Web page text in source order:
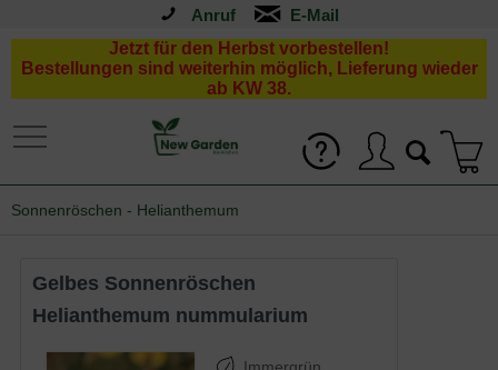
Anruf
Jetzt für den Herbst vorbestellen!
Bestellungen sind weiterhin möglich, Lieferung wieder
ab KW 38.
Sonnenröschen - Helianthemum
Gelbes Sonnenröschen
Helianthemum nummularium